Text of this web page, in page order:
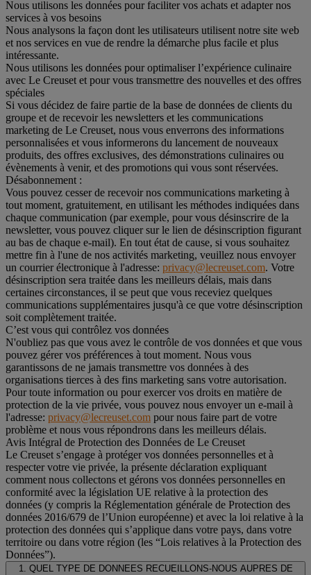
Nous utilisons les données pour faciliter vos achats et adapter nos
services à vos besoins
Nous analysons la façon dont les utilisateurs utilisent notre site web
et nos services en vue de rendre la démarche plus facile et plus
intéressante.
Nous utilisons les données pour optimaliser l’expérience culinaire
avec Le Creuset et pour vous transmettre des nouvelles et des offres
spéciales
Si vous décidez de faire partie de la base de données de clients du
groupe et de recevoir les newsletters et les communications
marketing de Le Creuset, nous vous enverrons des informations
personnalisées et vous informerons du lancement de nouveaux
produits, des offres exclusives, des démonstrations culinaires ou
évènements à venir, et des promotions qui vous sont réservées.
Désabonnement :
Vous pouvez cesser de recevoir nos communications marketing à
tout moment, gratuitement, en utilisant les méthodes indiquées dans
chaque communication (par exemple, pour vous désinscrire de la
newsletter, vous pouvez cliquer sur le lien de désinscription figurant
au bas de chaque e-mail). En tout état de cause, si vous souhaitez
mettre fin à l'une de nos activités marketing, veuillez nous envoyer
un courrier électronique à l'adresse: privacy@lecreuset.com. Votre
désinscription sera traitée dans les meilleurs délais, mais dans
certaines circonstances, il se peut que vous receviez quelques
communications supplémentaires jusqu'à ce que votre désinscription
soit complètement traitée.
C’est vous qui contrôlez vos données
N'oubliez pas que vous avez le contrôle de vos données et que vous
pouvez gérer vos préférences à tout moment. Nous vous
garantissons de ne jamais transmettre vos données à des
organisations tierces à des fins marketing sans votre autorisation.
Pour toute information ou pour exercer vos droits en matière de
protection de la vie privée, vous pouvez nous envoyer un e-mail à
l'adresse: privacy@lecreuset.com pour nous faire part de votre
problème et nous vous répondrons dans les meilleurs délais.
Avis Intégral de Protection des Données de Le Creuset
Le Creuset s’engage à protéger vos données personnelles et à
respecter votre vie privée, la présente déclaration expliquant
comment nous collectons et gérons vos données personnelles en
conformité avec la législation UE relative à la protection des
données (y compris la Réglementation générale de Protection des
données 2016/679 de l’Union européenne) et avec la loi relative à la
protection des données qui s’applique dans votre pays, dans votre
territoire ou dans votre région (les “Lois relatives à la Protection des
Données”).
1. QUEL TYPE DE DONNEES RECUEILLONS-NOUS AUPRES DE